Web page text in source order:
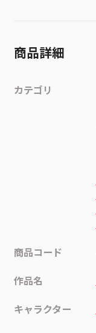
商品詳細
カテゴリ
商品コード
作品名
キャラクター